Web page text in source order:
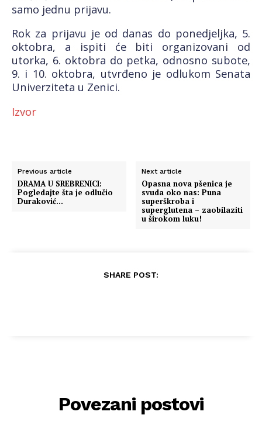
samo jednu prijavu.
Rok za prijavu je od danas do ponedjeljka, 5.
oktobra, a ispiti će biti organizovani od
utorka, 6. oktobra do petka, odnosno subote,
9. i 10. oktobra, utvrđeno je odlukom Senata
Univerziteta u Zenici.
Izvor
Previous article
DRAMA U SREBRENICI:
Pogledajte šta je odlučio
Duraković…
Next article
Opasna nova pšenica je
svuda oko nas: Puna
superškroba i
superglutena – zaobilaziti
u širokom luku!
SHARE POST:
Povezani postovi